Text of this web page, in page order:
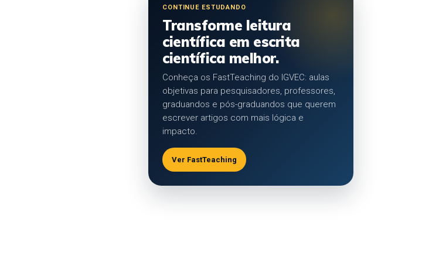
CONTINUE ESTUDANDO
Transforme leitura
científica em escrita
científica melhor.
Conheça os FastTeaching do IGVEC: aulas
objetivas para pesquisadores, professores,
graduandos e pós-graduandos que querem
escrever artigos com mais lógica e
impacto.
Ver FastTeaching